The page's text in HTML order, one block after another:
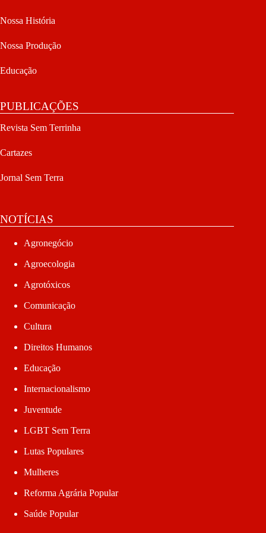
Nossa História
Nossa Produção
Educação
PUBLICAÇÕES
Revista Sem Terrinha
Cartazes
Jornal Sem Terra
NOTÍCIAS
Agronegócio
Agroecologia
Agrotóxicos
Comunicação
Cultura
Direitos Humanos
Educação
Internacionalismo
Juventude
LGBT Sem Terra
Lutas Populares
Mulheres
Reforma Agrária Popular
Saúde Popular